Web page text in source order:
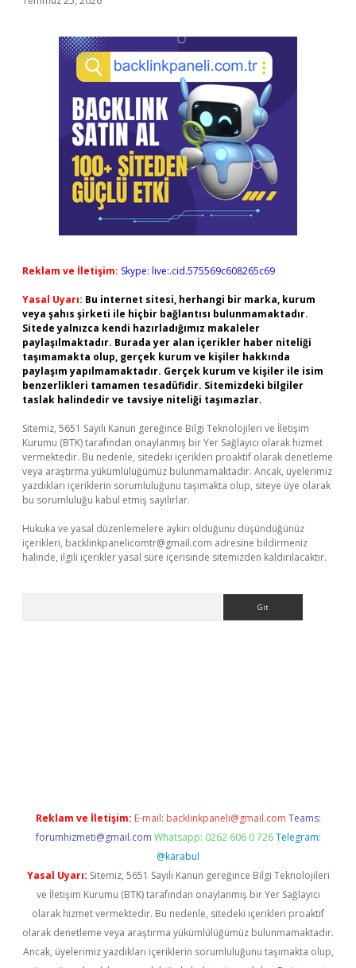
Reklam ve İletişim: Skype: live:.cid.575569c608265c69
Yasal Uyarı: Bu internet sitesi, herhangi bir marka, kurum
veya şahıs şirketi ile hiçbir bağlantısı bulunmamaktadır.
Sitede yalnızca kendi hazırladığımız makaleler
paylaşılmaktadır. Burada yer alan içerikler haber niteliği
taşımamakta olup, gerçek kurum ve kişiler hakkında
paylaşım yapılmamaktadır. Gerçek kurum ve kişiler ile isim
benzerlikleri tamamen tesadüfidir. Sitemizdeki bilgiler
taslak halindedir ve tavsiye niteliği taşımazlar.
Sitemiz, 5651 Sayılı Kanun gereğince Bilgi Teknolojileri ve İletişim
Kurumu (BTK) tarafından onaylanmış bir Yer Sağlayıcı olarak hizmet
vermektedir. Bu nedenle, sitedeki içerikleri proaktif olarak denetleme
veya araştırma yükümlülüğümüz bulunmamaktadır. Ancak, üyelerimiz
yazdıkları içeriklerin sorumluluğunu taşımakta olup, siteye üye olarak
bu sorumluluğu kabul etmiş sayılırlar.
Hukuka ve yasal düzenlemelere aykırı olduğunu düşündüğünüz
içerikleri, backlinkpanelicomtr@gmail.com adresine bildirmeniz
halinde, ilgili içerikler yasal süre içerisinde sitemizden kaldırılacaktır.
Reklam ve İletişim: E-mail: backlinkpaneli@gmail.com Teams:
forumhizmeti@gmail.com Whatsapp: 0262 606 0 726 Telegram:
@karabul
Yasal Uyarı: Sitemiz, 5651 Sayılı Kanun gereğince Bilgi Teknolojileri
ve İletişim Kurumu (BTK) tarafından onaylanmış bir Yer Sağlayıcı
olarak hizmet vermektedir. Bu nedenle, sitedeki içerikleri proaktif
olarak denetleme veya araştırma yükümlülüğümüz bulunmamaktadır.
Ancak, üyelerimiz yazdıkları içeriklerin sorumluluğunu taşımakta olup,